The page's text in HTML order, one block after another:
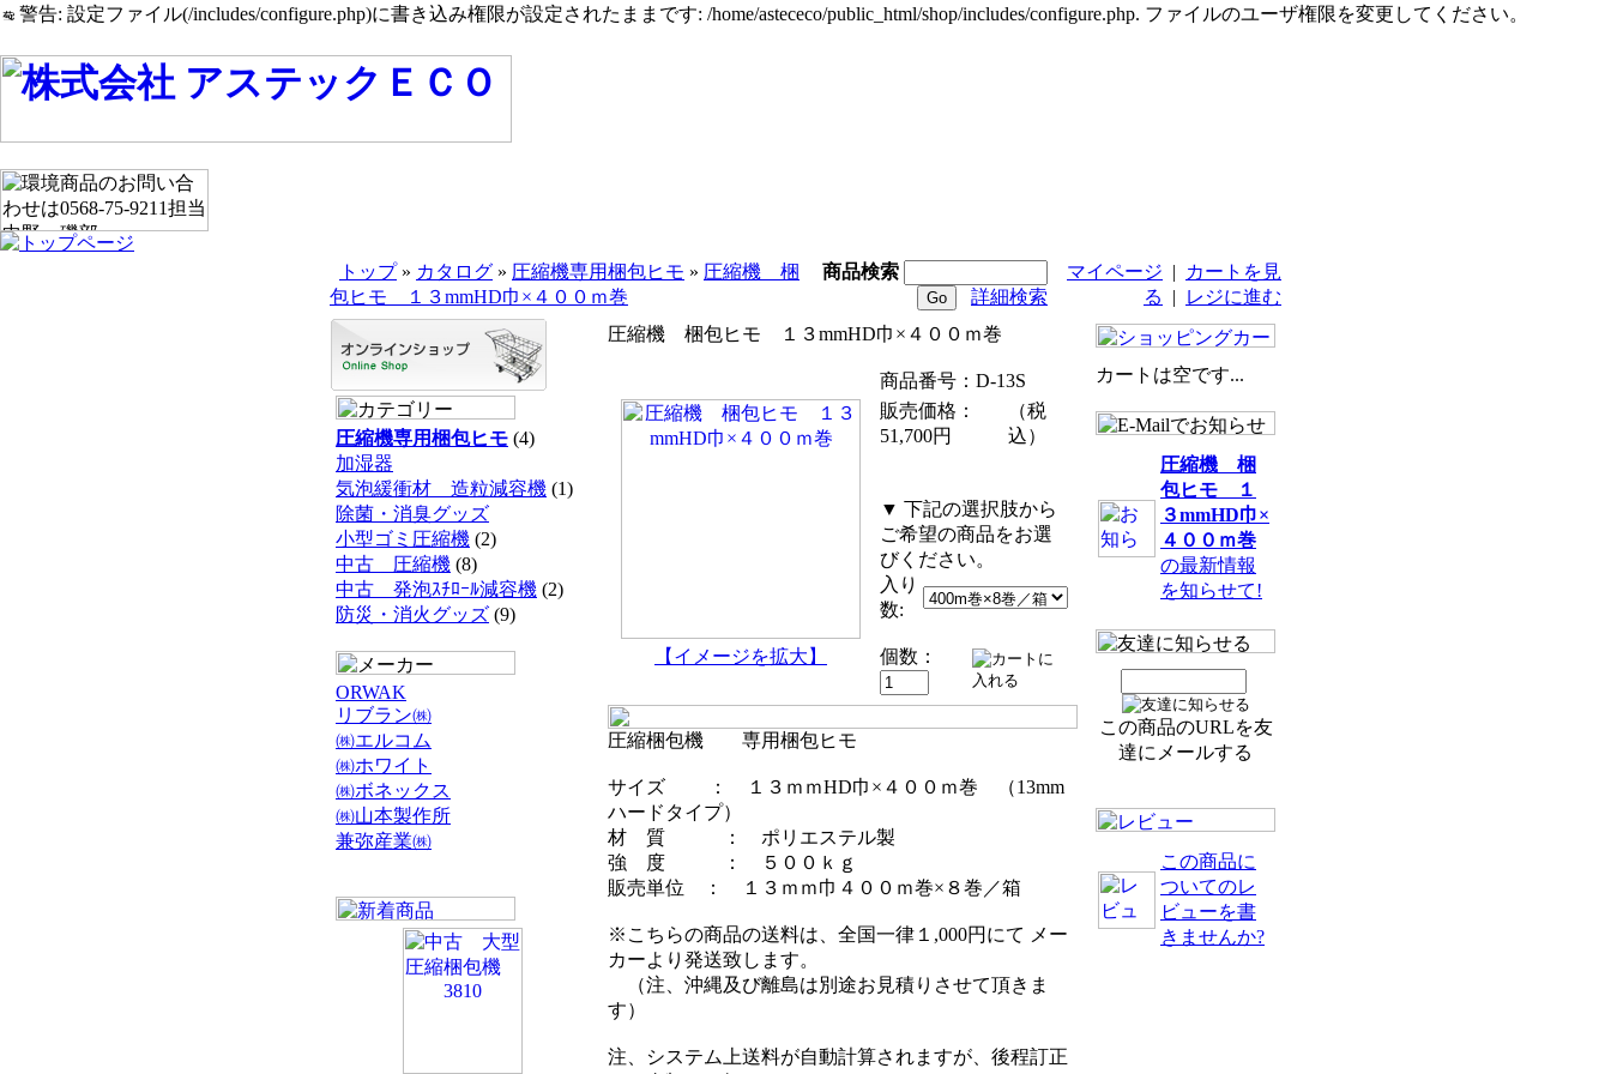
警告: 設定ファイル(/includes/configure.php)に書き込み権限が設定されたままです: /home/astececo/public_html/shop/includes/configure.php. ファイルのユーザ権限を変更してください。
トップ» カタログ » 圧縮機専用梱包ヒモ » 圧縮機 梱
包ヒモ １３mmHD巾×４００ｍ巻
商品検索
詳細検索
マイページ |
カートを見
る
| レジに進む
圧縮機専用梱包ヒモ (4)
加湿器
気泡緩衝材 造粒減容機 (1)
除菌・消臭グッズ
小型ゴミ圧縮機 (2)
中古 圧縮機 (8)
中古 発泡ｽﾁﾛｰﾙ減容機 (2)
防災・消火グッズ (9)
ORWAK
リブラン㈱
㈱エルコム
㈱ホワイト
㈱ボネックス
㈱山本製作所
兼弥産業㈱
圧縮機 梱包ヒモ １３mmHD巾×４００ｍ巻
【イメージを拡大】
商品番号：D-13S
販売価格：
51,700円
（税
込）
▼ 下記の選択肢から
ご希望の商品をお選
びください。
入り
数:
個数：
圧縮梱包機 専用梱包ヒモ
サイズ ： １３ｍｍHD巾×４００ｍ巻 （13mm
ハードタイプ）
材 質 ： ポリエステル製
強 度 ： ５００ｋｇ
販売単位 ： １３ｍｍ巾４００ｍ巻×８巻／箱
※こちらの商品の送料は、全国一律１,000円にて メー
カーより発送致します。
（注、沖縄及び離島は別途お見積りさせて頂きま
す）
注、システム上送料が自動計算されますが、後程訂正
カートは空です...
圧縮機 梱
包ヒモ １
３mmHD巾×
４００ｍ巻
の最新情報
を知らせて!
この商品のURLを友
達にメールする
この商品に
ついてのレ
ビューを書
きませんか?